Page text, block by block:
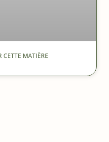
CETTE MATIÈRE